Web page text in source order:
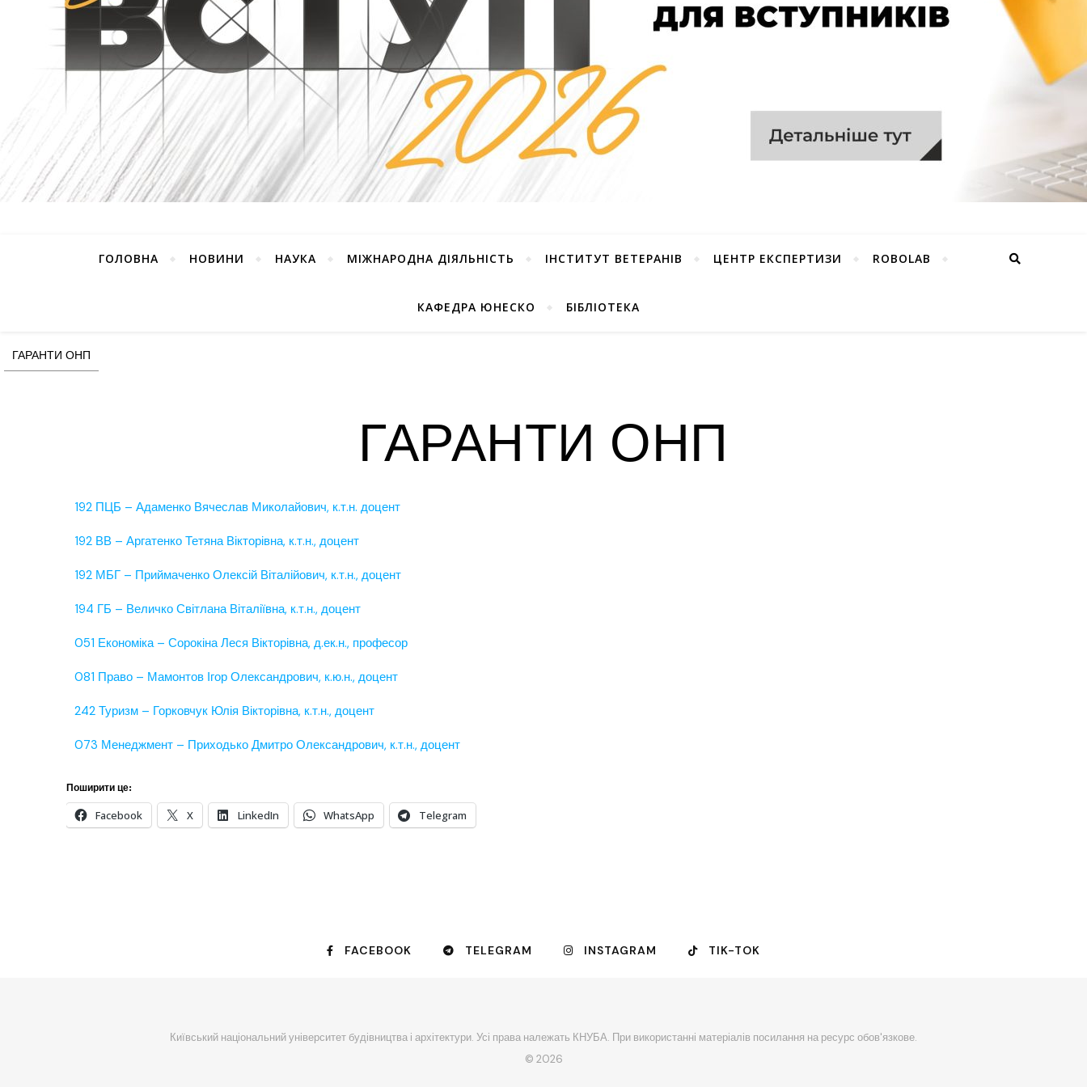
ГОЛОВНА НОВИНИ НАУКА МІЖНАРОДНА ДІЯЛЬНІСТЬ ІНСТИТУТ ВЕТЕРАНІВ ЦЕНТР ЕКСПЕРТИЗИ ROBOLAB
КАФЕДРА ЮНЕСКО БІБЛІОТЕКА
ГАРАНТИ ОНП
ГАРАНТИ ОНП
192 ПЦБ – Адаменко Вячеслав Миколайович, к.т.н. доцент
192 ВВ – Аргатенко Тетяна Вікторівна, к.т.н., доцент
192 МБГ – Приймаченко Олексій Віталійович, к.т.н., доцент
194 ГБ – Величко Світлана Віталіївна, к.т.н., доцент
051 Економіка – Сорокіна Леся Вікторівна, д.ек.н., професор
081 Право – Мамонтов Ігор Олександрович, к.ю.н., доцент
242 Туризм – Горковчук Юлія Вікторівна, к.т.н., доцент
073 Менеджмент – Приходько Дмитро Олександрович, к.т.н., доцент
Поширити це:
Facebook X LinkedIn WhatsApp Telegram
FACEBOOK TELEGRAM INSTAGRAM TIK-TOK
Київський національний університет будівництва і архітектури. Усі права належать КНУБА. При використанні матеріалів посилання на ресурс обов'язкове.
© 2026